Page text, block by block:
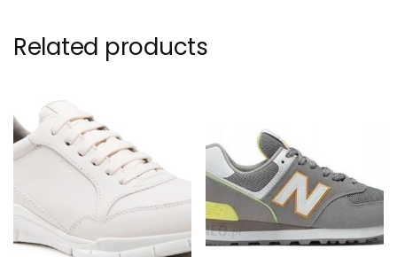
Related products